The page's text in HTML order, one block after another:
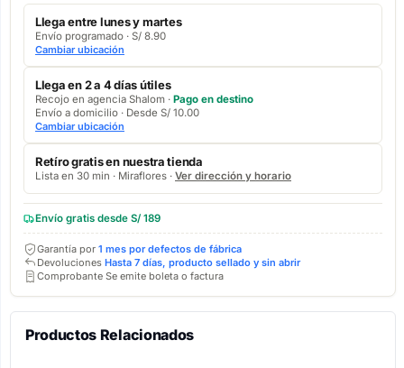
Llega entre lunes y martes
Envío programado · S/ 8.90
Cambiar ubicación
Llega en 2 a 4 días útiles
Recojo en agencia Shalom · Pago en destino
Envío a domicilio · Desde S/ 10.00
Cambiar ubicación
Retíro gratis en nuestra tienda
Lista en 30 min · Miraflores · Ver dirección y horario
Envío gratis desde S/ 189
Garantía por 1 mes por defectos de fábrica
Devoluciones Hasta 7 días, producto sellado y sin abrir
Comprobante Se emite boleta o factura
Productos Relacionados